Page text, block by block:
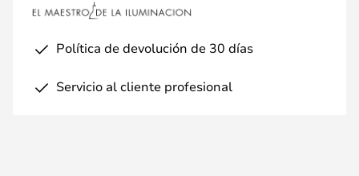
Política de devolución de 30 días
Servicio al cliente profesional